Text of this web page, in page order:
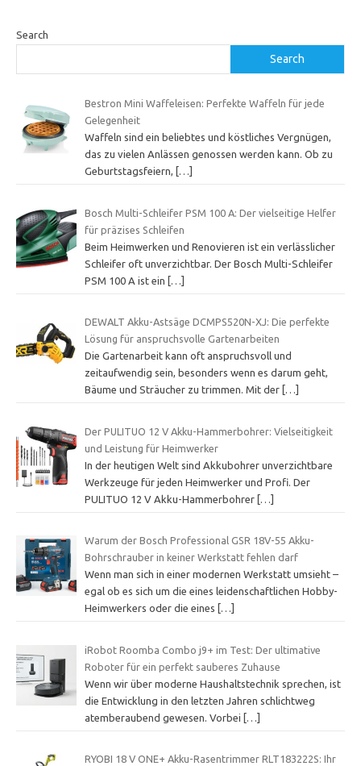
Search
Search
Bestron Mini Waffeleisen: Perfekte Waffeln für jede
Gelegenheit
Waffeln sind ein beliebtes und köstliches Vergnügen,
das zu vielen Anlässen genossen werden kann. Ob zu
Geburtstagsfeiern,
[…]
Bosch Multi-Schleifer PSM 100 A: Der vielseitige Helfer
für präzises Schleifen
Beim Heimwerken und Renovieren ist ein verlässlicher
Schleifer oft unverzichtbar. Der Bosch Multi-Schleifer
PSM 100 A ist ein […]
DEWALT Akku-Astsäge DCMPS520N-XJ: Die perfekte
Lösung für anspruchsvolle Gartenarbeiten
Die Gartenarbeit kann oft anspruchsvoll und
zeitaufwendig sein, besonders wenn es darum geht,
Bäume und Sträucher zu trimmen. Mit der […]
Der PULITUO 12 V Akku-Hammerbohrer: Vielseitigkeit
und Leistung für Heimwerker
In der heutigen Welt sind Akkubohrer unverzichtbare
Werkzeuge für jeden Heimwerker und Profi. Der
PULITUO 12 V Akku-Hammerbohrer […]
Warum der Bosch Professional GSR 18V-55 Akku-
Bohrschrauber in keiner Werkstatt fehlen darf
Wenn man sich in einer modernen Werkstatt umsieht –
egal ob es sich um die eines leidenschaftlichen Hobby-
Heimwerkers oder die eines
[…]
iRobot Roomba Combo j9+ im Test: Der ultimative
Roboter für ein perfekt sauberes Zuhause
Wenn wir über moderne Haushaltstechnik sprechen, ist
die Entwicklung in den letzten Jahren schlichtweg
atemberaubend gewesen. Vorbei […]
RYOBI 18 V ONE+ Akku-Rasentrimmer RLT183222S: Ihr